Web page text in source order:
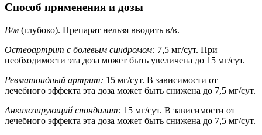
Способ применения и дозы
В/м (глубоко). Препарат нельзя вводить в/в.
Остеоартрит с болевым синдромом: 7,5 мг/сут. При
необходимости эта доза может быть увеличена до 15 мг/сут.
Ревматоидный артрит: 15 мг/сут. В зависимости от
лечебного эффекта эта доза может быть снижена до 7,5 мг/сут.
Анкилозирующий спондилит: 15 мг/сут. В зависимости от
лечебного эффекта эта доза может быть снижена до 7,5 мг/сут.